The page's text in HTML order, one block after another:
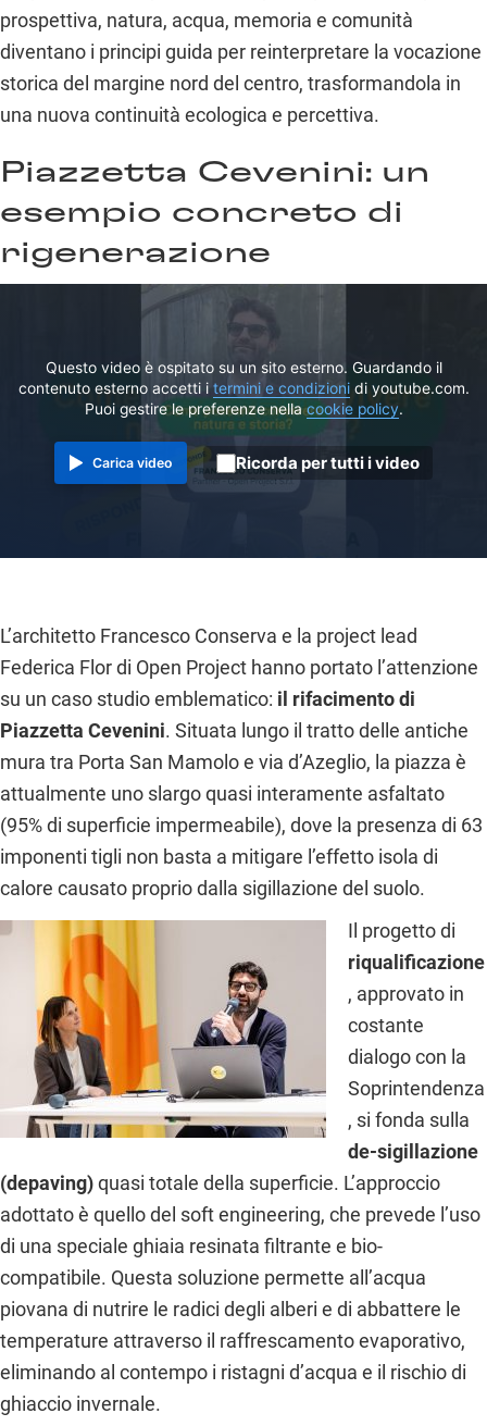
prospettiva, natura, acqua, memoria e comunità
diventano i principi guida per reinterpretare la vocazione
storica del margine nord del centro, trasformandola in
una nuova continuità ecologica e percettiva.
Piazzetta Cevenini: un
esempio concreto di
rigenerazione
Questo video è ospitato su un sito esterno. Guardando il
contenuto esterno accetti i termini e condizionidi youtube.com.
Puoi gestire le preferenze nellacookie policy.
Carica video Ricorda per tutti i video
L’architetto Francesco Conserva e la project lead
Federica Flor di Open Project hanno portato l’attenzione
su un caso studio emblematico: il rifacimento di
Piazzetta Cevenini. Situata lungo il tratto delle antiche
mura tra Porta San Mamolo e via d’Azeglio, la piazza è
attualmente uno slargo quasi interamente asfaltato
(95% di superficie impermeabile), dove la presenza di 63
imponenti tigli non basta a mitigare l’effetto isola di
calore causato proprio dalla sigillazione del suolo.
Il progetto di
riqualificazione
, approvato in
costante
dialogo con la
Soprintendenza
, si fonda sulla
de-sigillazione
(depaving)quasi totale della superficie. L’approccio
adottato è quello del soft engineering, che prevede l’uso
di una speciale ghiaia resinata filtrante e bio-
compatibile. Questa soluzione permette all’acqua
piovana di nutrire le radici degli alberi e di abbattere le
temperature attraverso il raffrescamento evaporativo,
eliminando al contempo i ristagni d’acqua e il rischio di
ghiaccio invernale.